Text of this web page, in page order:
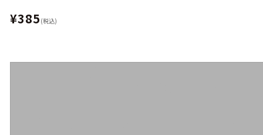
¥385 (税込)